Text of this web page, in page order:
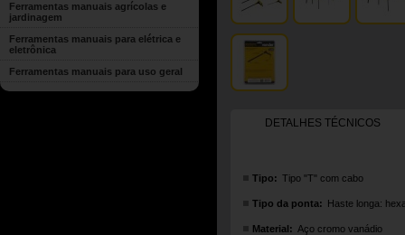
Ferramentas manuais agrícolas e
jardinagem
Ferramentas manuais para elétrica e
eletrônica
Ferramentas manuais para uso geral
DETALHES TÉCNICOS
Tipo: Tipo "T" com cabo
Tipo da ponta: Haste longa:
Material: Aço cromo vanádio